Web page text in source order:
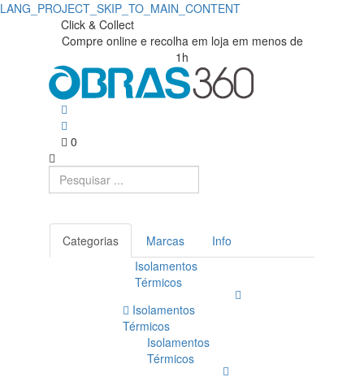
LANG_PROJECT_SKIP_TO_MAIN_CONTENT
Click & Collect
Compre online e recolha em loja em menos de
1h
0
Categorias Marcas
Info
Isolamentos
Térmicos
Isolamentos
Térmicos
Isolamentos
Térmicos